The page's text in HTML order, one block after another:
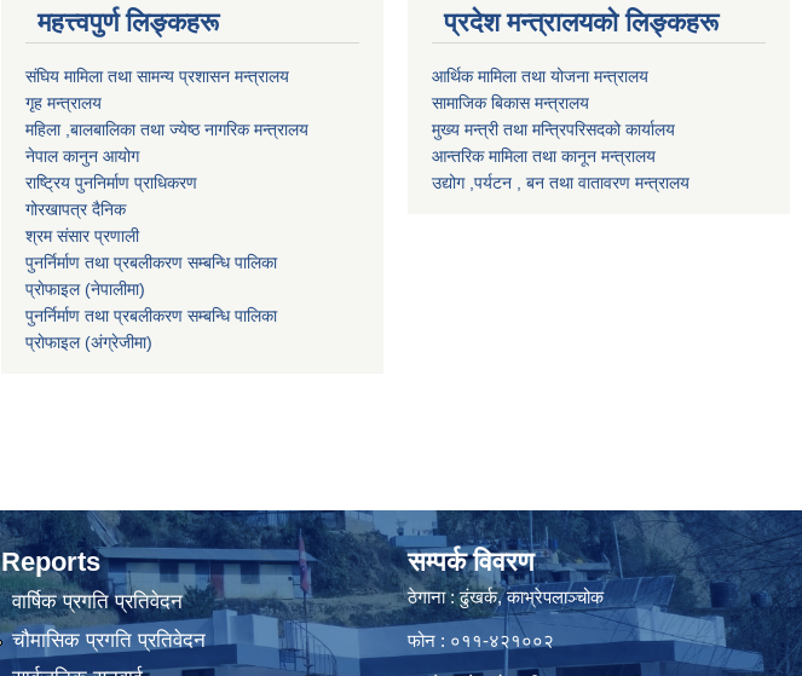
महत्त्वपुर्ण लिङ्कहरू
संघिय मामिला तथा सामन्य प्रशासन मन्त्रालय
गृह मन्त्रालय
महिला ,बालबालिका तथा ज्येष्ठ नागरिक मन्त्रालय
नेपाल कानुन आयोग
राष्ट्रिय पुननिर्माण प्राधिकरण
गोरखापत्र दैनिक
श्रम संसार प्रणाली
पुनर्निर्माण तथा प्रबलीकरण सम्बन्धि पालिका
प्राेफाइल (नेपालीमा)
पुनर्निर्माण तथा प्रबलीकरण सम्बन्धि पालिका
प्राेफाइल(अंग्रेजीमा)
प्रदेश मन्त्रालयको लिङ्कहरू
आर्थिक मामिला तथा योजना मन्त्रालय
सामाजिक बिकास मन्त्रालय
मुख्य मन्त्री तथा मन्त्रिपरिसदको कार्यालय
आन्तरिक मामिला तथा कानून मन्त्रालय
उद्योग ,पर्यटन , बन तथा वातावरण मन्त्रालय
Reports
वार्षिक प्रगति प्रतिवेदन
चौमासिक प्रगति प्रतिवेदन
सम्पर्क विवरण
ठेगाना : ढुंखर्क, काभ्रेपलाञ्चोक
फोन : ०११-४२१००२